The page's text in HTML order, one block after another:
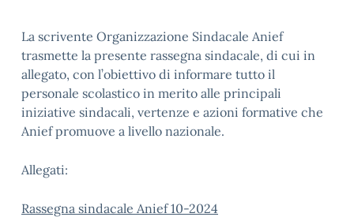
La scrivente Organizzazione Sindacale Anief
trasmette la presente rassegna sindacale, di cui in
allegato, con l’obiettivo di informare tutto il
personale scolastico in merito alle principali
iniziative sindacali, vertenze e azioni formative che
Anief promuove a livello nazionale.
Allegati:
Rassegna sindacale Anief 10-2024